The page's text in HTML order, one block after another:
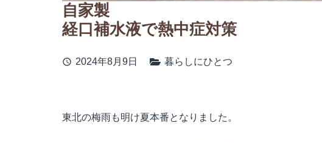
自家製
経口補水液で熱中症対策
schedule 2024年8月9日 暮らしにひとつ
東北の梅雨も明け夏本番となりました。